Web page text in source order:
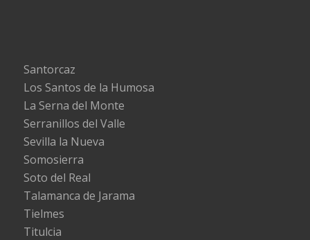
Santorcaz
Los Santos de la Humosa
La Serna del Monte
Serranillos del Valle
Sevilla la Nueva
Somosierra
Soto del Real
Talamanca de Jarama
Tielmes
Titulcia